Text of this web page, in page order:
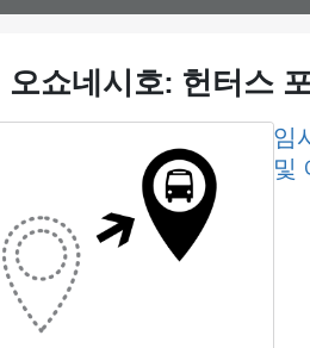
오쇼네시호: 헌터스
임
및